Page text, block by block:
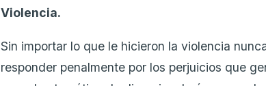
Violencia.
Sin importar lo que le hicieron la violencia
responder penalmente por los perjuicios que